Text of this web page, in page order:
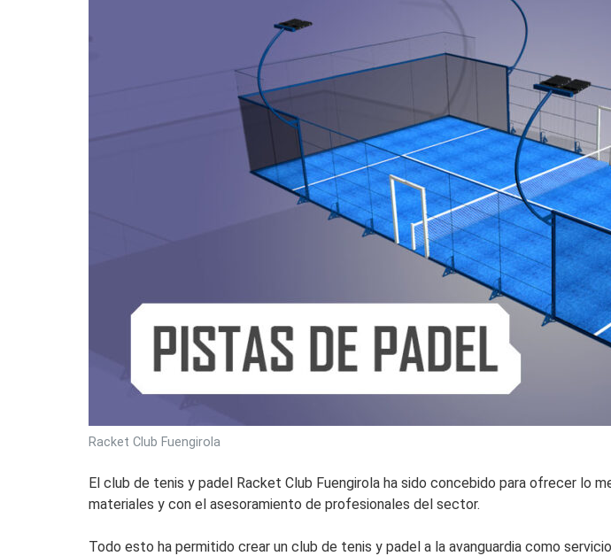
Racket Club Fuengirola
El club de tenis y padel Racket Club Fuengirola ha sido concebido para ofrecer lo
materiales y con el asesoramiento de profesionales del sector.
Todo esto ha permitido crear un club de tenis y padel a la avanguardia como